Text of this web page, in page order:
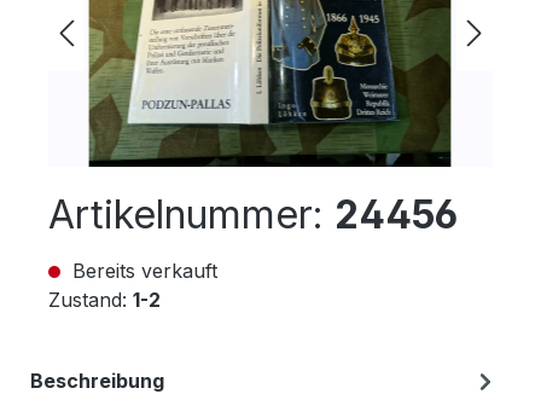
Artikelnummer: 24456
Bereits verkauft
Zustand: 1-2
Beschreibung